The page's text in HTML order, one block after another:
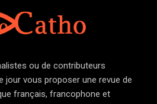
ou de contributeurs
jour vous proposer une revue de
français, francophone et